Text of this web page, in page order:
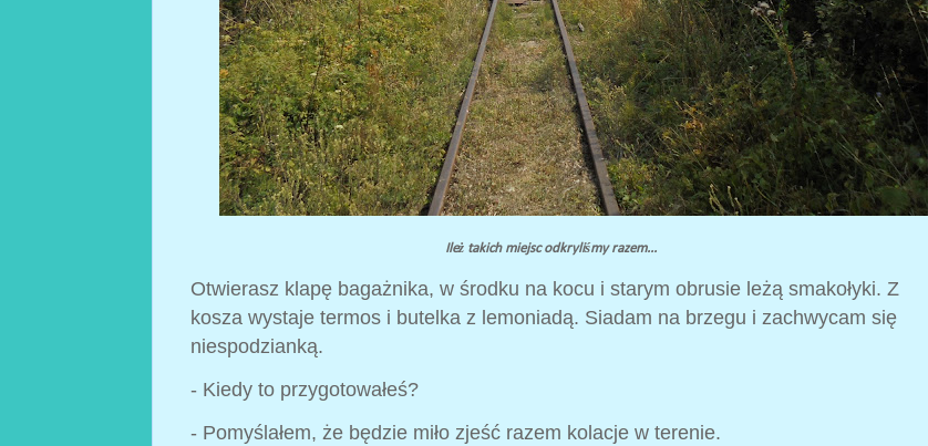
Ileż takich miejsc odkryliśmy razem...
Otwierasz klapę bagażnika, w środku na kocu i starym obrusie leżą smakołyki. Z
kosza wystaje termos i butelka z lemoniadą. Siadam na brzegu i zachwycam się
niespodzianką.
- Kiedy to przygotowałeś?
- Pomyślałem, że będzie miło zjeść razem kolacje w terenie.